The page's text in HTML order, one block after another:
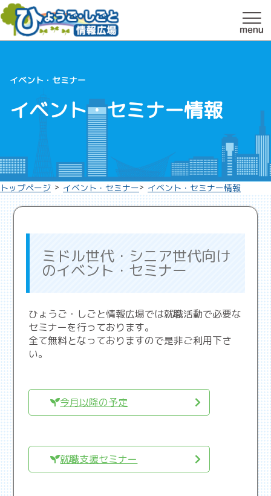
イベント・セミナー
イベント・セミナー情報
トップページ > イベント・セミナー> イベント・セミナー情報
ミドル世代・シニア世代向け
のイベント・セミナー
ひょうご・しごと情報広場では就職活動で必要な
セミナーを行っております。
全て無料となっておりますので是非ご利用下さ
い。
今月以降の予定
就職支援セミナー